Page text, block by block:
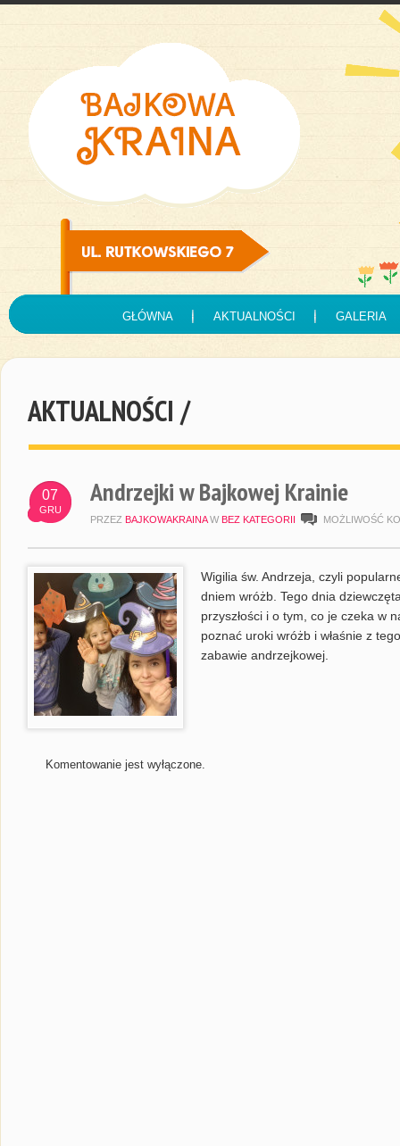
GŁÓWNA AKTUALNOŚCI GALERIA
AKTUALNOŚCI /
07
GRU
Andrzejki w Bajkowej Krainie
PRZEZ BAJKOWAKRAINA W BEZ KATEGORII MOŻLIWOŚĆ
Wigilia św. Andrzeja, czyli
dniem wróżb. Tego dnia
przyszłości i o tym, co je czeka w
poznać uroki wróżb i właśnie z
zabawie andrzejkowej.
Komentowanie jest wyłączone.